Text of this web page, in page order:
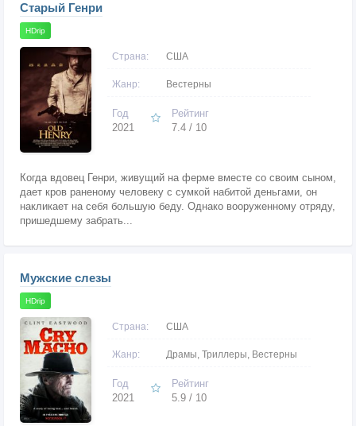
Старый Генри
HDrip
Страна: США
Жанр: Вестерны
Год
2021
Рейтинг
7.4 / 10
Когда вдовец Генри, живущий на ферме вместе со своим сыном,
дает кров раненому человеку с сумкой набитой деньгами, он
накликает на себя большую беду. Однако вооруженному отряду,
пришедшему забрать...
Мужские слезы
HDrip
Страна: США
Жанр: Драмы, Триллеры, Вестерны
Год
2021
Рейтинг
5.9 / 10